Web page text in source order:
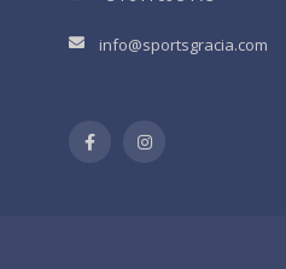
info@sportsgracia.com